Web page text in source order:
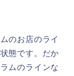
のお店のライ
態です。だか
ムのラインな